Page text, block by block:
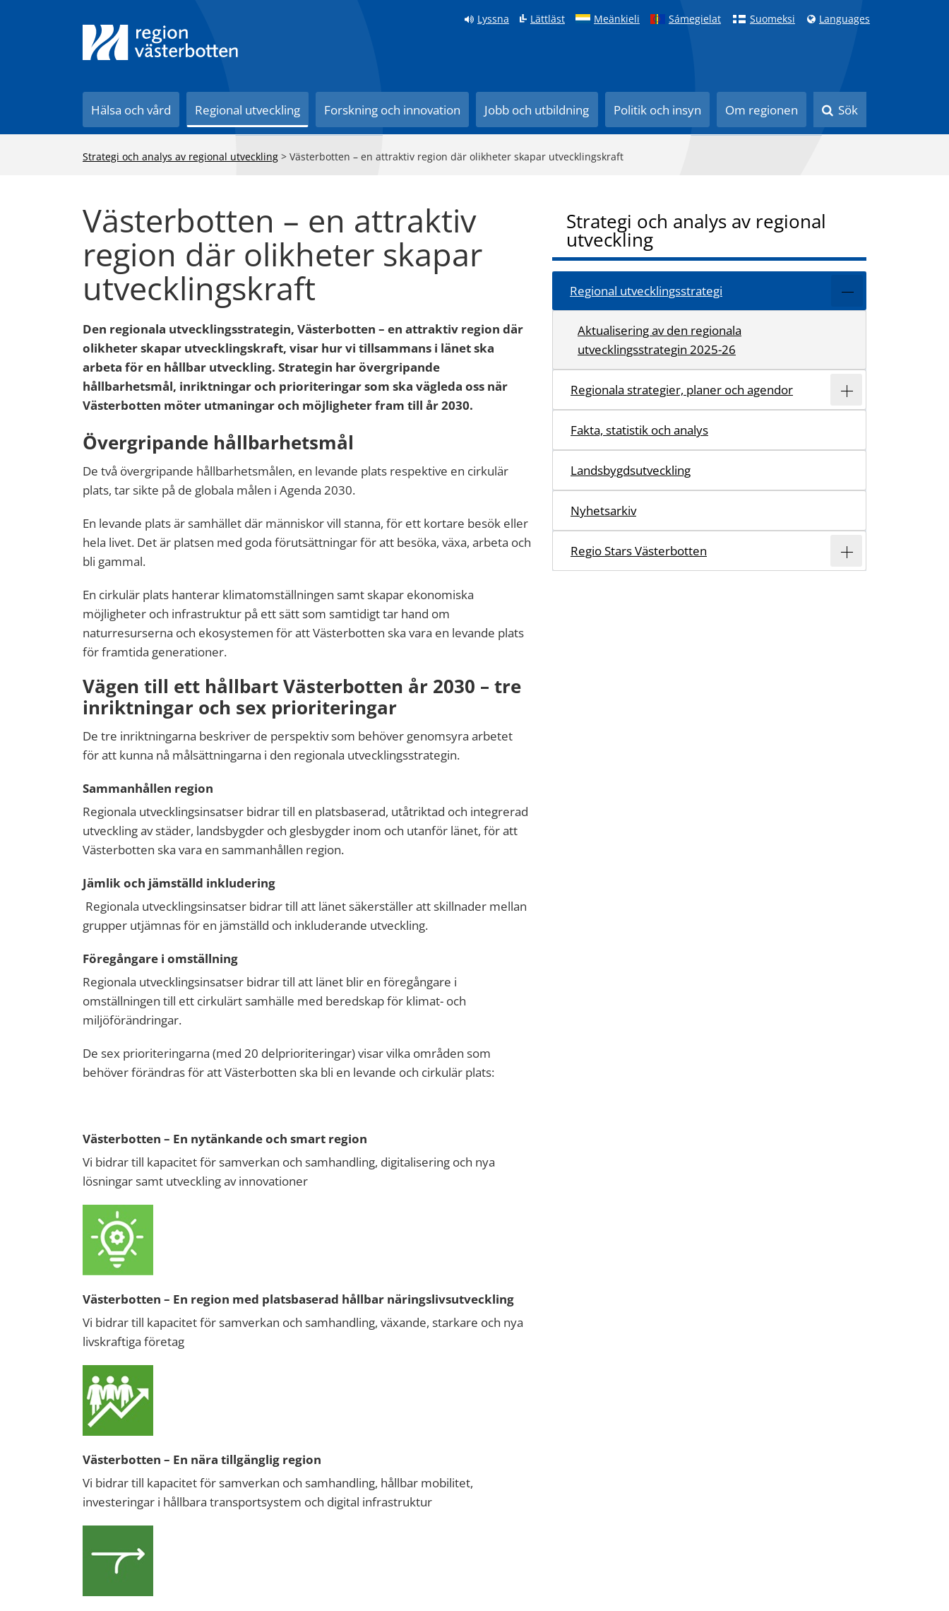
Lyssna Lättläst Meänkieli Sámegielat Suomeksi Languages
Hälsa och vård Regional utveckling Forskning och innovation Jobb och utbildning Politik och insyn Om regionen Sök
Strategi och analys av regional utveckling > Västerbotten – en attraktiv region där olikheter skapar utvecklingskraft
Västerbotten – en attraktiv
region där olikheter skapar
utvecklingskraft
Den regionala utvecklingsstrategin, Västerbotten – en attraktiv region där
olikheter skapar utvecklingskraft, visar hur vi tillsammans i länet ska
arbeta för en hållbar utveckling. Strategin har övergripande
hållbarhetsmål, inriktningar och prioriteringar som ska vägleda oss när
Västerbotten möter utmaningar och möjligheter fram till år 2030.
Övergripande hållbarhetsmål
De två övergripande hållbarhetsmålen, en levande plats respektive en cirkulär
plats, tar sikte på de globala målen i Agenda 2030.
En levande plats är samhället där människor vill stanna, för ett kortare besök eller
hela livet. Det är platsen med goda förutsättningar för att besöka, växa, arbeta och
bli gammal.
En cirkulär plats hanterar klimatomställningen samt skapar ekonomiska
möjligheter och infrastruktur på ett sätt som samtidigt tar hand om
naturresurserna och ekosystemen för att Västerbotten ska vara en levande plats
för framtida generationer.
Vägen till ett hållbartVästerbotten år 2030 – tre
inriktningar och sex prioriteringar
De tre inriktningarna beskriver de perspektiv som behöver genomsyra arbetet
föratt kunna nå målsättningarna i den regionala utvecklingsstrategin.
Sammanhållen region
Regionala utvecklingsinsatser bidrar till en platsbaserad, utåtriktad och integrerad
utveckling av städer, landsbygder och glesbygder inom och utanför länet, för att
Västerbotten ska vara en sammanhållen region.
Jämlik och jämställd inkludering
Regionala utvecklingsinsatser bidrar till att länet säkerställer attskillnader mellan
grupper utjämnas för en jämställd och inkluderande utveckling.
Föregångare i omställning
Regionala utvecklingsinsatser bidrar till att länet blir en föregångare i
omställningen till ett cirkulärt samhälle med beredskap för klimat- och
miljöförändringar.
De sex prioriteringarna (med 20 delprioriteringar)visar vilka områden som
behöver förändras för att Västerbotten ska bli en levande och cirkulär plats:
Västerbotten – En nytänkande och smart region
Vi bidrar till kapacitet för samverkan och samhandling, digitalisering och nya
lösningar samt utveckling av innovationer
Västerbotten – En region med platsbaserad hållbar näringslivsutveckling
Vi bidrar till kapacitet för samverkan och samhandling, växande, starkare och nya
livskraftiga företag
Västerbotten – En nära tillgänglig region
Vi bidrar till kapacitet för samverkan och samhandling, hållbar mobilitet,
investeringar i hållbara transportsystem och digital infrastruktur
Strategi och analys av regional
utveckling
Regional utvecklingsstrategi
Aktualisering av den regionala
utvecklingsstrategin 2025-26
Regionala strategier, planer och agendor
Fakta, statistik och analys
Landsbygdsutveckling
Nyhetsarkiv
Regio Stars Västerbotten